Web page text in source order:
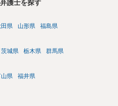
護士を探す
県 山形県 福島県
茨城県 栃木県 群馬県
県 福井県